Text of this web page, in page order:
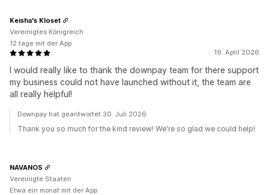
19. April 2026
I would really like to thank the downpay team for there support
my business could not have launched without it, the team are
all really helpful!
Keisha's Kloset
Vereinigtes Königreich
12 tage mit der App
Downpay hat geantwortet 30. Juli 2026
Thank you so much for the kind review! We're so glad we could help!
NAVANOS
Vereinigte Staaten
Etwa ein monat mit der App